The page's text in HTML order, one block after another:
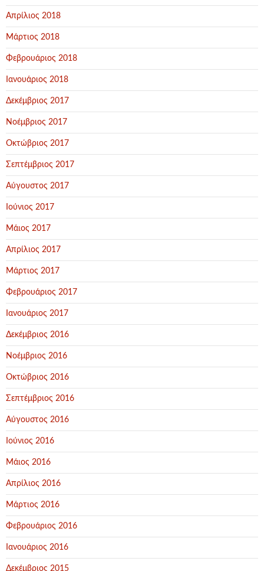
Απρίλιος 2018
Μάρτιος 2018
Φεβρουάριος 2018
Ιανουάριος 2018
Δεκέμβριος 2017
Νοέμβριος 2017
Οκτώβριος 2017
Σεπτέμβριος 2017
Αύγουστος 2017
Ιούνιος 2017
Μάιος 2017
Απρίλιος 2017
Μάρτιος 2017
Φεβρουάριος 2017
Ιανουάριος 2017
Δεκέμβριος 2016
Νοέμβριος 2016
Οκτώβριος 2016
Σεπτέμβριος 2016
Αύγουστος 2016
Ιούνιος 2016
Μάιος 2016
Απρίλιος 2016
Μάρτιος 2016
Φεβρουάριος 2016
Ιανουάριος 2016
Δεκέμβριος 2015